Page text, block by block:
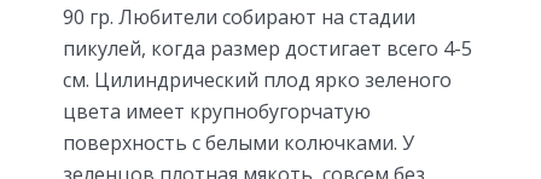
90 гр. Любители собирают на стадии
пикулей, когда размер достигает всего 4-5
см. Цилиндрический плод ярко зеленого
цвета имеет крупнобугорчатую
поверхность с белыми колючками. У